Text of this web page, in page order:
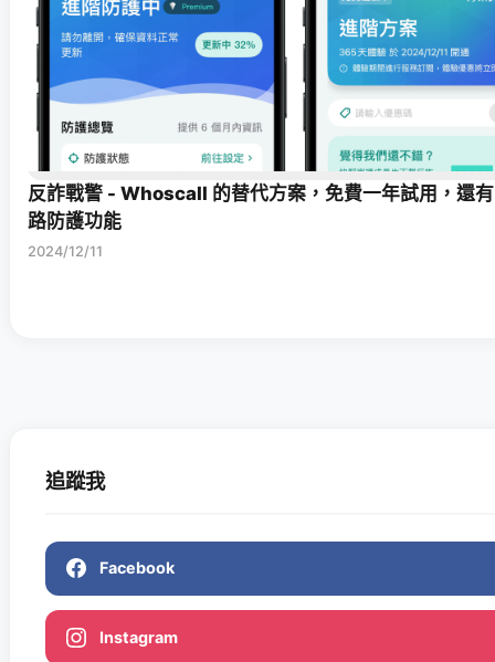
反詐戰警 - Whoscall 的替代方案，免費一年試用，還
路防護功能
2024/12/11
追蹤我
Facebook
Instagram